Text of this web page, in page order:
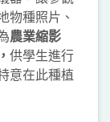
物種照片、
農業縮影
供學生進行
意在此種植